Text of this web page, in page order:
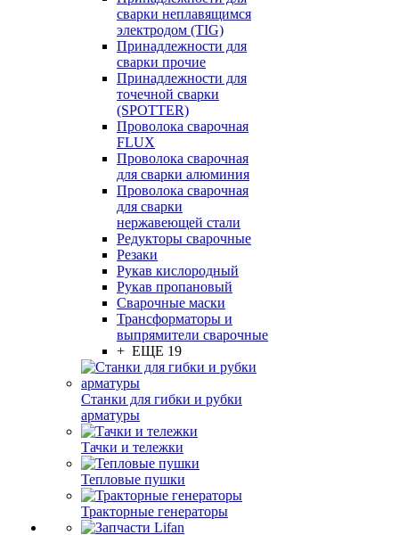
сварки неплавящимся
электродом (TIG)
Принадлежности для
сварки прочие
Принадлежности для
точечной сварки
(SPOTTER)
Проволока сварочная
FLUX
Проволока сварочная
для сварки алюминия
Проволока сварочная
для сварки
нержавеющей стали
Редукторы сварочные
Резаки
Рукав кислородный
Рукав пропановый
Сварочные маски
Трансформаторы и
выпрямители сварочные
+ ЕЩЕ 19
Станки для гибки и рубки
арматуры
Тачки и тележки
Тепловые пушки
Тракторные генераторы